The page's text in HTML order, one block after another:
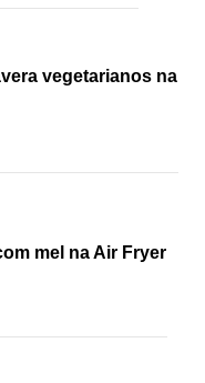
vegetarianos na
mel na Air Fryer